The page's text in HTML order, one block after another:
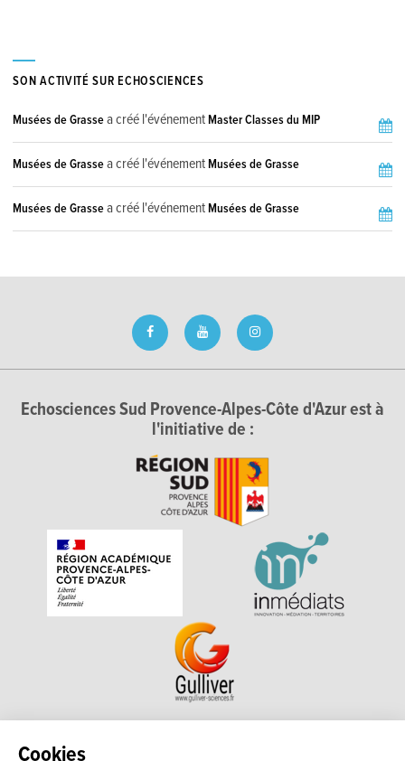
Cookies
SON ACTIVITÉ SUR ECHOSCIENCES
Musées de Grassea créé l'événementMaster Classes du MIP
Musées de Grassea créé l'événementMusées de Grasse
Musées de Grassea créé l'événementMusées de Grasse
Echosciences Sud Provence-Alpes-Côte d'Azur est à
l'initiative de :
Echosciences Sud Provence-Alpes-Côte d'Azur est à